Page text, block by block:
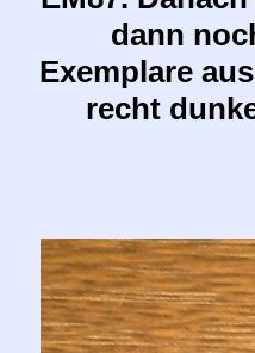
dann
Exemplare
recht